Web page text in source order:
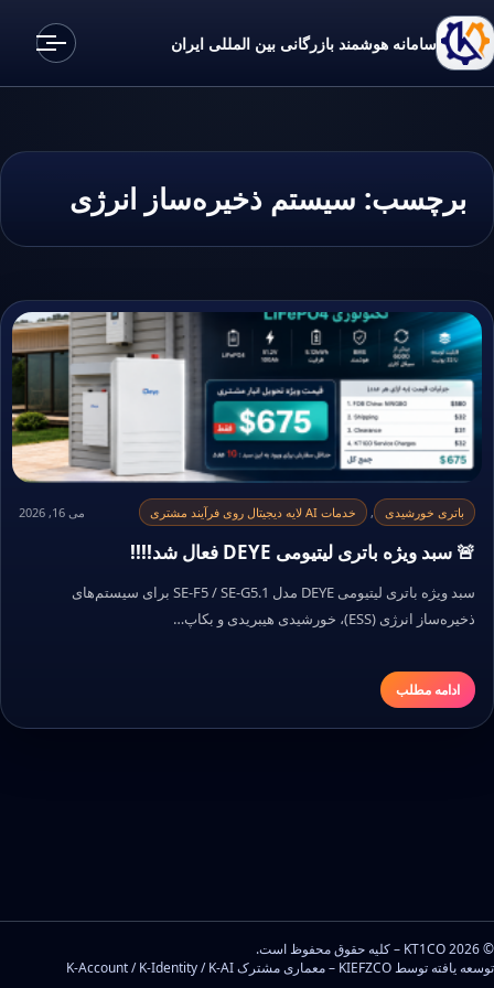
سامانه هوشمند بازرگانی بین المللی ایران
برچسب: سیستم ذخیره‌ساز انرژی
باتری خورشیدی , خدمات AI لایه دیجیتال روی فرآیند مشتری می 16, 2026
🚨 سبد ویژه باتری لیتیومی DEYE فعال شد!!!!
سبد ویژه باتری لیتیومی DEYE مدل SE-F5 / SE-G5.1 برای سیستم‌های
ذخیره‌ساز انرژی (ESS)، خورشیدی هیبریدی و بکاپ…
ادامه مطلب
© 2026 KT1CO – کلیه حقوق محفوظ است.
توسعه یافته توسط KIEFZCO – معماری مشترک K-Account / K-Identity / K-AI